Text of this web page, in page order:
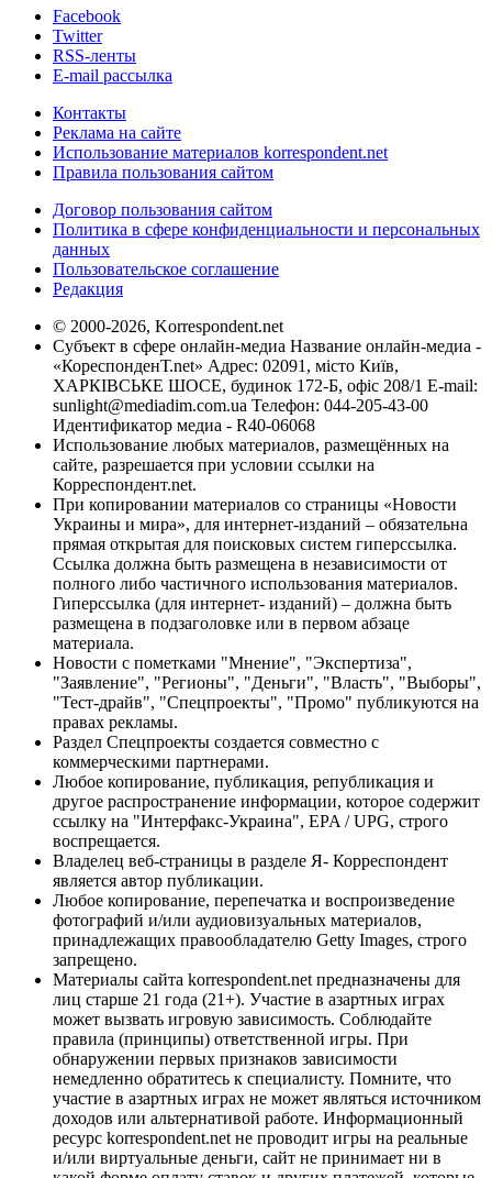
Facebook
Twitter
RSS-ленты
E-mail рассылка
Контакты
Реклама на сайте
Использование материалов korrespondent.net
Правила пользования сайтом
Договор пользования сайтом
Политика в сфере конфиденциальности и персональных
данных
Пользовательское соглашение
Редакция
© 2000-2026, Korrespondent.net
Субъект в сфере онлайн-медиа Название онлайн-медиа -
«КореспонденТ.net» Адрес: 02091, місто Київ,
ХАРКІВСЬКЕ ШОСЕ, будинок 172-Б, офіс 208/1 E-mail:
sunlight@mediadim.com.ua Телефон: 044-205-43-00
Идентификатор медиа - R40-06068
Использование любых материалов, размещённых на
сайте, разрешается при условии ссылки на
Корреспондент.net.
При копировании материалов со страницы «Новости
Украины и мира», для интернет-изданий – обязательна
прямая открытая для поисковых систем гиперссылка.
Ссылка должна быть размещена в независимости от
полного либо частичного использования материалов.
Гиперссылка (для интернет- изданий) – должна быть
размещена в подзаголовке или в первом абзаце
материала.
Новости с пометками "Мнение", "Экспертиза",
"Заявление", "Регионы", "Деньги", "Власть", "Выборы",
"Тест-драйв", "Спецпроекты", "Промо" публикуются на
правах рекламы.
Раздел Спецпроекты создается совместно с
коммерческими партнерами.
Любое копирование, публикация, републикация и
другое распространение информации, которое содержит
ссылку на "Интерфакс-Украина", EPA / UPG, строго
воспрещается.
Владелец веб-страницы в разделе Я- Корреспондент
является автор публикации.
Любое копирование, перепечатка и воспроизведение
фотографий и/или аудиовизуальных материалов,
принадлежащих правообладателю Getty Images, строго
запрещено.
Материалы сайта korrespondent.net предназначены для
лиц старше 21 года (21+). Участие в азартных играх
может вызвать игровую зависимость. Соблюдайте
правила (принципы) ответственной игры. При
обнаружении первых признаков зависимости
немедленно обратитесь к специалисту. Помните, что
участие в азартных играх не может являться источником
доходов или альтернативой работе. Информационный
ресурс korrespondent.net не проводит игры на реальные
и/или виртуальные деньги, сайт не принимает ни в